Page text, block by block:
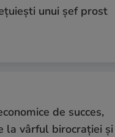
unui șef prost
de succes,
la vârful birocrației și